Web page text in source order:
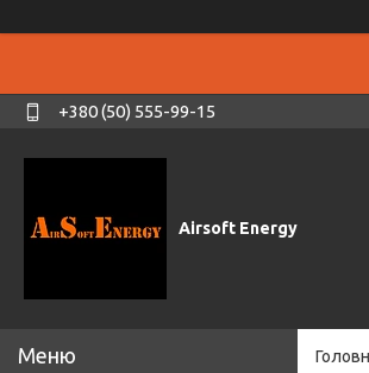
+380 (50) 555-99-15
Airsoft Energy